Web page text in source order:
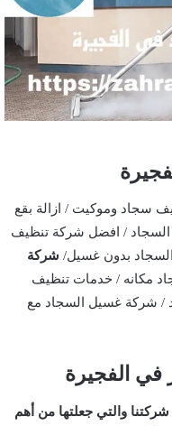
سجاد وموكيت / ازالة بقع
السجاد / افضل شركة تنظيف
بدون غسيل/ شركة
مكانه / خدمات تنظيف
/ شركة غسيل السجاد مع
في الفجيرة
والتي جعلتها من أهم